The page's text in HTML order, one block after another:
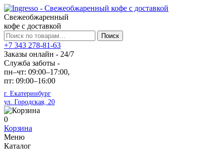
Свежеобжаренный
кофе с доставкой
Искать:
Поиск
+7 343 278-81-63
Заказы онлайн - 24/7
Служба заботы -
пн–чт: 09:00–17:00,
пт: 09:00–16:00
г. Екатеринбург
ул. Городская, 20
0
Корзина
Меню
Каталог